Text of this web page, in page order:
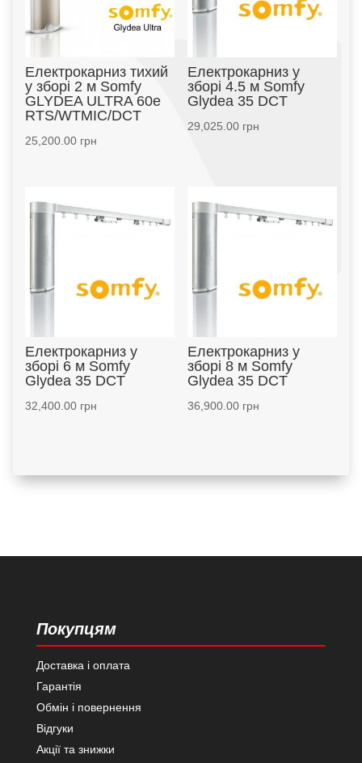
Електрокарниз тихий
у зборі 2 м Somfy
GLYDEA ULTRA 60e
RTS/WTMIC/DCT
25,200.00грн
Електрокарниз у
зборі 4.5 м Somfy
Glydea 35 DCT
29,025.00грн
Електрокарниз у
зборі 6 м Somfy
Glydea 35 DCT
32,400.00грн
Електрокарниз у
зборі 8 м Somfy
Glydea 35 DCT
36,900.00грн
Покупцям
Доставка і оплата
Гарантія
Обмін і повернення
Відгуки
Акції та знижки